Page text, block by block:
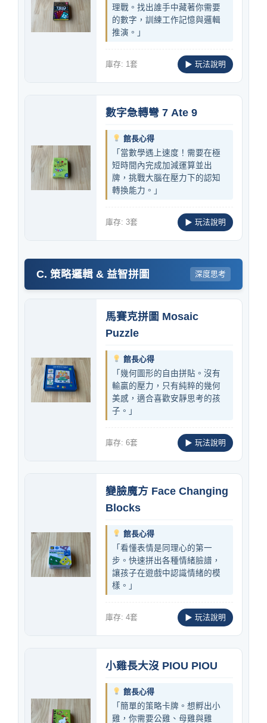
理戰。找出誰手中藏著你需要
的數字，訓練工作記憶與邏輯
推演。」
庫存: 1套 ▶ 玩法說明
數字急轉彎 7 Ate 9
館長心得
「當數學遇上速度！需要在極
短時間內完成加減運算並出
牌，挑戰大腦在壓力下的認知
轉換能力。」
庫存: 3套 ▶ 玩法說明
C. 策略邏輯 & 益智拼圖 深度思考
馬賽克拼圖 Mosaic
Puzzle
館長心得
「幾何圖形的自由拼貼。沒有
輸贏的壓力，只有純粹的幾何
美感，適合喜歡安靜思考的孩
子。」
庫存: 6套 ▶ 玩法說明
變臉魔方 Face Changing
Blocks
館長心得
「看懂表情是同理心的第一
步。快速拼出各種情緒臉譜，
讓孩子在遊戲中認識情緒的模
樣。」
庫存: 4套 ▶ 玩法說明
小雞長大沒 PIOU PIOU
館長心得
「簡單的策略卡牌。想孵出小
雞，你需要公雞、母雞與雞